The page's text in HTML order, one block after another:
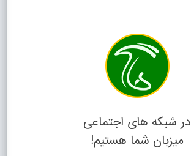
در شبکه های اجتماعی
میزبان شما هستیم!